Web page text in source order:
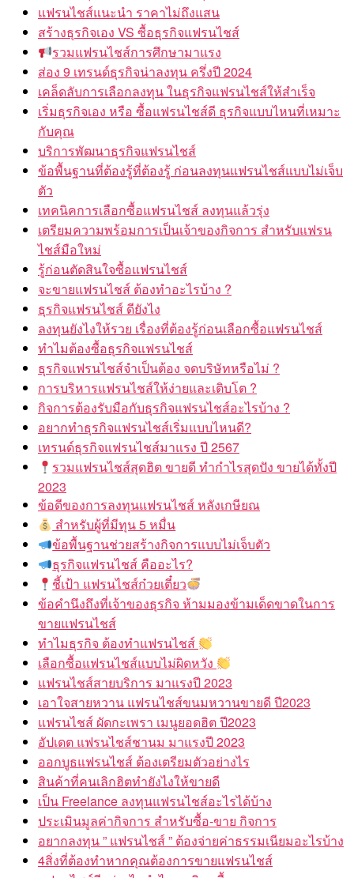
แฟรนไชส์แนะนำ ราคาไม่ถึงแสน
สร้างธุรกิจเอง VS ซื้อธุรกิจแฟรนไชส์
รวมแฟรนไชส์การศึกษามาแรง
ส่อง 9 เทรนด์ธุรกิจน่าลงทุน ครึ่งปี 2024
เคล็ดลับการเลือกลงทุน ในธุรกิจแฟรนไชส์ให้สำเร็จ
เริ่มธุรกิจเอง หรือ ซื้อแฟรนไชส์ดี ธุรกิจแบบไหนที่เหมาะ
กับคุณ
บริการพัฒนาธุรกิจแฟรนไชส์
ข้อพื้นฐานที่ต้องรู้ที่ต้องรู้ ก่อนลงทุนแฟรนไชส์แบบไม่เจ็บ
ตัว
เทคนิคการเลือกซื้อแฟรนไชส์ ลงทุนแล้วรุ่ง
เตรียมความพร้อมการเป็นเจ้าของกิจการ สำหรับแฟรน
ไชส์มือใหม่
รู้ก่อนตัดสินใจซื้อแฟรนไชส์
จะขายแฟรนไชส์ ต้องทำอะไรบ้าง ?
ธุรกิจแฟรนไชส์ ดียังไง
ลงทุนยังไงให้รวย เรื่องที่ต้องรู้ก่อนเลือกซื้อแฟรนไชส์
ทำไมต้องซื้อธุรกิจแฟรนไชส์
ธุรกิจแฟรนไชส์จำเป็นต้อง จดบริษัทหรือไม่ ?
การบริหารแฟรนไชส์ให้ง่ายและเติบโต ?
กิจการต้องรับมือกับธุรกิจแฟรนไชส์อะไรบ้าง ?
อยากทำธุรกิจแฟรนไชส์เริ่มแบบไหนดี?
เทรนด์ธุรกิจแฟรนไชส์มาแรง ปี 2567
รวมแฟรนไชส์สุดฮิต ขายดี ทำกำไรสุดปัง ขายได้ทั้งปี
2023
ข้อดีของการลงทุนแฟรนไชส์ หลังเกษียณ
สำหรับผู้ที่มีทุน 5 หมื่น
ข้อพื้นฐานช่วยสร้างกิจการแบบไม่เจ็บตัว
ธุรกิจแฟรนไชส์ คืออะไร?
ชี้เป้า แฟรนไชส์ก๋วยเตี๋ยว
ข้อคำนึงถึงที่เจ้าของธุรกิจ ห้ามมองข้ามเด็ดขาดในการ
ขายแฟรนไชส์
ทำไมธุรกิจ ต้องทำแฟรนไชส์
เลือกซื้อแฟรนไชส์แบบไม่ผิดหวัง
แฟรนไชส์สายบริการ มาแรงปี 2023
เอาใจสายหวาน แฟรนไชส์ขนมหวานขายดี ปี2023
แฟรนไชส์ ผัดกะเพรา เมนูยอดฮิต ปี2023
อัปเดต แฟรนไชส์ชานม มาแรงปี 2023
ออกบูธแฟรนไชส์ ต้องเตรียมตัวอย่างไร
สินค้าที่คนเลิกฮิตทำยังไงให้ขายดี
เป็น Freelance ลงทุนแฟรนไชส์อะไรได้บ้าง
ประเมินมูลค่ากิจการ สำหรับซื้อ-ขาย กิจการ
อยากลงทุน ” แฟรนไชส์ ” ต้องจ่ายค่าธรรมเนียมอะไรบ้าง
4สิ่งที่ต้องทำหากคุณต้องการขายแฟรนไชส์